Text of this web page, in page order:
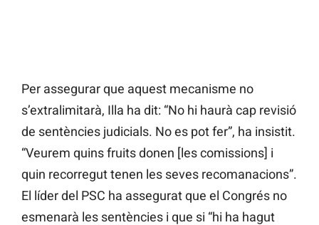
Per assegurar que aquest mecanisme no
s’extralimitarà, Illa ha dit: “No hi haurà cap revisió
de sentències judicials. No es pot fer”, ha insistit.
“Veurem quins fruits donen [les comissions] i
quin recorregut tenen les seves recomanacions”.
El líder del PSC ha assegurat que el Congrés no
esmenarà les sentències i que si “hi ha hagut